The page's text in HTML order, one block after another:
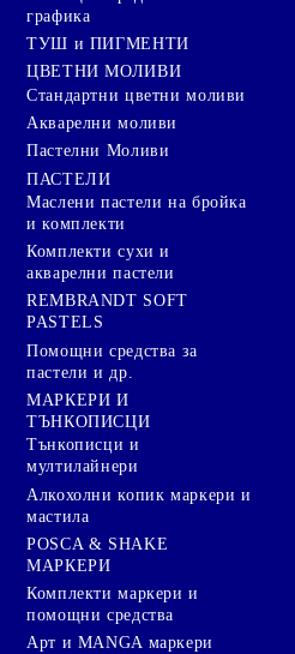
графика
ТУШ и ПИГМЕНТИ
ЦВЕТНИ МОЛИВИ
Стандартни цветни моливи
Акварелни моливи
Пастелни Моливи
ПАСТЕЛИ
Маслени пастели на бройка
и комплекти
Комплекти сухи и
акварелни пастели
REMBRANDT SOFT
PASTELS
Помощни средства за
пастели и др.
МАРКЕРИ И
ТЪНКОПИСЦИ
Тънкописци и
мултилайнери
Алкохолни копик маркери и
мастила
POSCA & SHAKE
МАРКЕРИ
Комплекти маркери и
помощни средства
Арт и MANGA маркери